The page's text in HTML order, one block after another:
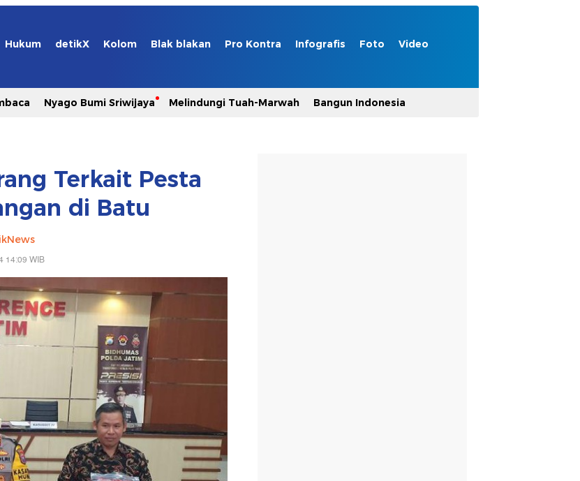
Hukum detikX Kolom Blak blakan Pro Kontra Infografis Foto Video
Nyago Bumi Sriwijaya Melindungi Tuah-Marwah Bangun Indonesia
Terkait Pesta
di Batu
14:09 WIB